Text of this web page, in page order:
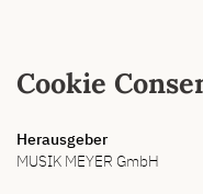
Cookie
Herausgeber
MUSIK MEYER GmbH